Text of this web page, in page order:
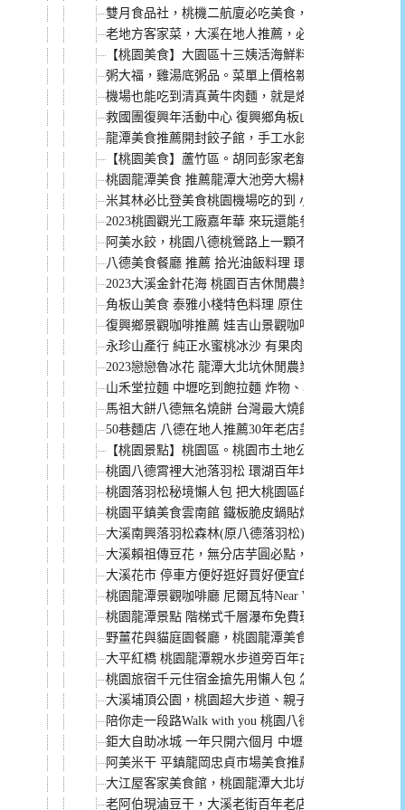
雙月食品社，桃機二航廈必吃美食，出國前來吃愛恨
老地方客家菜，大溪在地人推薦，必點白斬雞 (文內
【桃園美食】大園區十三姨活海鮮料理，竹圍漁港海
粥大福，雞湯底粥品。菜單上價格親民又美味，難怪
機場也能吃到清真黃牛肉麵，就是烙張清真牛肉麵館
救國團復興年活動中心 復興鄉角板山高CP值住宿 窗
龍潭美食推薦開封餃子館，手工水餃皮彈牙餡飽滿。
【桃園美食】蘆竹區。胡同彭家老舖 新疆拉麵 南崁
桃園龍潭美食 推薦龍潭大池旁大楊梅鵝莊 還有專屬
米其林必比登美食桃園機場吃的到 小王煮瓜、林聰
2023桃園觀光工廠嘉年華 來玩還能參加抽獎 完整資
阿美水餃，桃園八德桃鶯路上一顆不到3元的人氣手
八德美食餐廳 推薦 拾光油飯料理 環境美評價好餐點
2023大溪金針花海 桃園百吉休閒農業發展協會 10萬
角板山美食 泰雅小棧特色料理 原住民菜色高CP值(菜
復興鄉景觀咖啡推薦 娃吉山景觀咖啡廳 綿延山景第
永珍山產行 純正水蜜桃冰沙 有果肉的冰沙 3杯才100
2023戀戀魯冰花 龍潭大北坑休閒農業區看見魯冰花
山禾堂拉麵 中壢吃到飽拉麵 炸物、小菜、飲料、草
馬祖大餅八德無名燒餅 台灣最大燒餅 桃園在地人最
50巷麵店 八德在地人推薦30年老店美味早餐麵食(菜
【桃園景點】桃園區。桃園市土地公文化館 免費好
桃園八德霄裡大池落羽松 環湖百年埤塘好走好拍
桃園落羽松秘境懶人包 把大桃園區的落羽松都整理給
桃園平鎮美食雲南館 鐵板脆皮鍋貼燒必點 菜單選項
大溪南興落羽松森林(原八德落羽松) 3000棵落羽松的
大溪賴祖傳豆花，無分店芋圓必點，熟客都買家庭號(
大溪花市 停車方便好逛好買好便宜的花市 多肉植物
桃園龍潭景觀咖啡廳 尼爾瓦特Near Water café 石門
桃園龍潭景點 階梯式千層瀑布免費玩水秘境 近大平
野薑花與貓庭園餐廳，桃園龍潭美食推薦，野薑花入
大平紅橋 桃園龍潭親水步道旁百年古蹟 附近千層瀑
桃園旅宿千元住宿金搶先用懶人包 怎麼申請？怎麼
大溪埔頂公園，桃園超大步道、親子設施滾輪溜滑梯
陪你走一段路Walk with you 桃園八德庇護商店不限
鉅大自助冰城 一年只開六個月 中壢平鎮必吃美食(文
阿美米干 平鎮龍岡忠貞市場美食推薦 停車方便評價
大江屋客家美食館，桃園龍潭大北坑推薦必吃白斬雞
老阿伯現滷豆干，大溪老街百年老店，每天都排隊。